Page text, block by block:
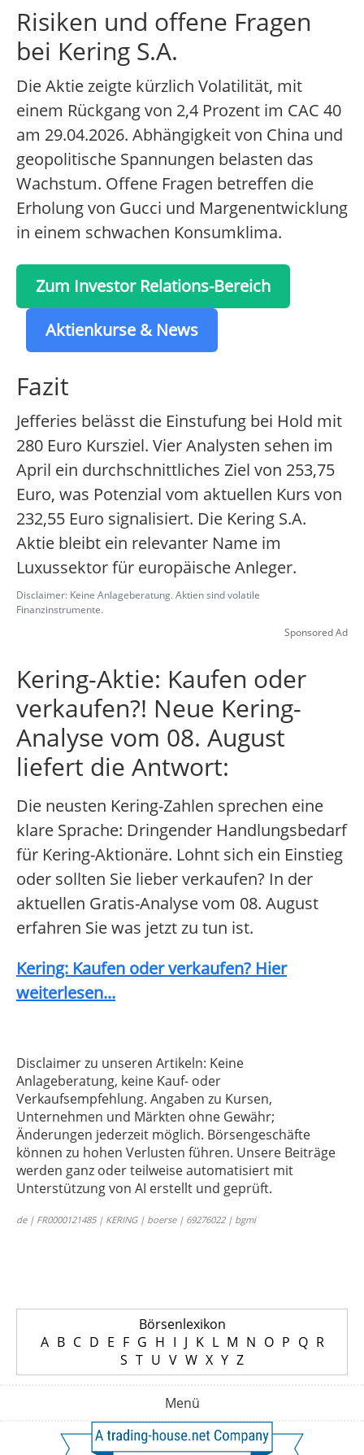
Risiken und offene Fragen
bei Kering S.A.
Die Aktie zeigte kürzlich Volatilität, mit
einem Rückgang von 2,4 Prozent im CAC 40
am 29.04.2026. Abhängigkeit von China und
geopolitische Spannungen belasten das
Wachstum. Offene Fragen betreffen die
Erholung von Gucci und Margenentwicklung
in einem schwachen Konsumklima.
Zum Investor Relations-Bereich
Aktienkurse & News
Fazit
Jefferies belässt die Einstufung bei Hold mit
280 Euro Kursziel. Vier Analysten sehen im
April ein durchschnittliches Ziel von 253,75
Euro, was Potenzial vom aktuellen Kurs von
232,55 Euro signalisiert. Die Kering S.A.
Aktie bleibt ein relevanter Name im
Luxussektor für europäische Anleger.
Disclaimer: Keine Anlageberatung. Aktien sind volatile
Finanzinstrumente.
Sponsored Ad
Kering-Aktie: Kaufen oder
verkaufen?! Neue Kering-
Analyse vom 08. August
liefert die Antwort:
Die neusten Kering-Zahlen sprechen eine
klare Sprache: Dringender Handlungsbedarf
für Kering-Aktionäre. Lohnt sich ein Einstieg
oder sollten Sie lieber verkaufen? In der
aktuellen Gratis-Analyse vom 08. August
erfahren Sie was jetzt zu tun ist.
Kering: Kaufen oder verkaufen? Hier
weiterlesen...
Disclaimer zu unseren Artikeln: Keine
Anlageberatung, keine Kauf- oder
Verkaufsempfehlung. Angaben zu Kursen,
Unternehmen und Märkten ohne Gewähr;
Änderungen jederzeit möglich. Börsengeschäfte
können zu hohen Verlusten führen. Unsere Beiträge
werden ganz oder teilweise automatisiert mit
Unterstützung von AI erstellt und geprüft.
de | FR0000121485 | KERING | boerse | 69276022 | bgmi
Börsenlexikon
A B C D E F G H I J K L M N O P Q R
S T U V W X Y Z
Menü